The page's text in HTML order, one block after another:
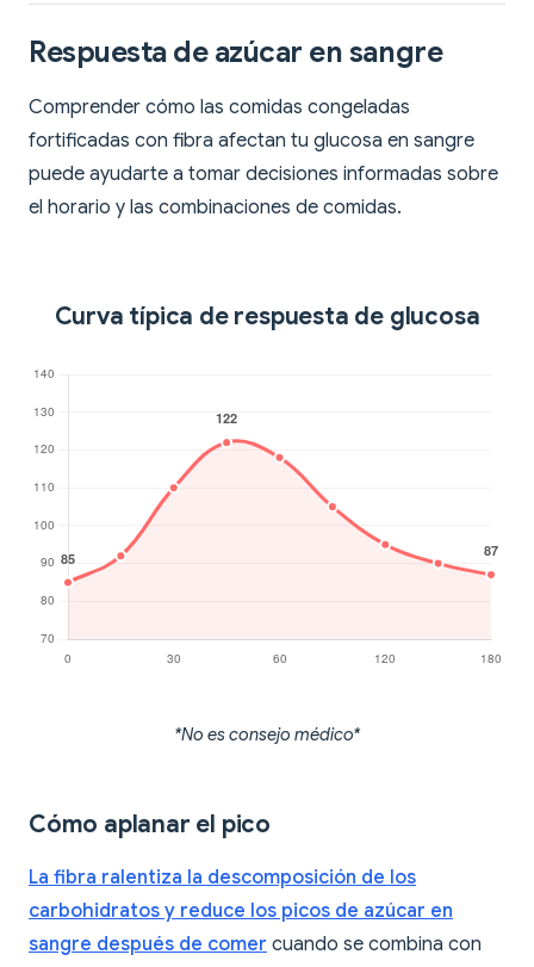
Respuesta de azúcar en sangre
Comprender cómo las comidas congeladas
fortificadas con fibra afectan tu glucosa en sangre
puede ayudarte a tomar decisiones informadas sobre
el horario y las combinaciones de comidas.
Curva típica de respuesta de glucosa
*No es consejo médico*
Cómo aplanar el pico
La fibra ralentiza la descomposición de los
carbohidratos y reduce los picos de azúcar en
sangre después de comer cuando se combina con